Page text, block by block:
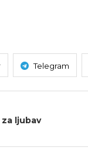
Telegram
za ljubav